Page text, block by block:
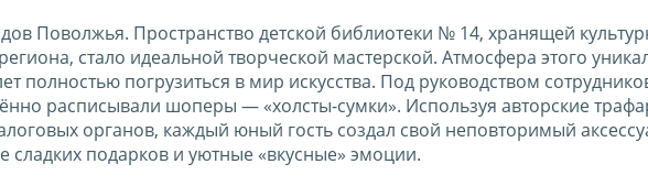
Поволжья. Пространство детской библиотеки № 14, хранящей
стало идеальной творческой мастерской. Атмосфера этого
полностью погрузиться в мир искусства. Под руководством
расписывали шоперы — «холсты-сумки». Используя авторские
органов, каждый юный гость создал свой неповторимый
сладких подарков и уютные «вкусные» эмоции.